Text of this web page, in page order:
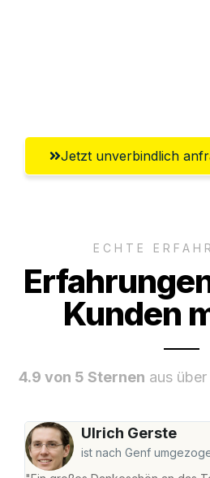
Jetzt unverbindlich
ECHTE
Kunden
4.9 von 5 Sternen aus
Ulrich Gerste
ist nach Genf